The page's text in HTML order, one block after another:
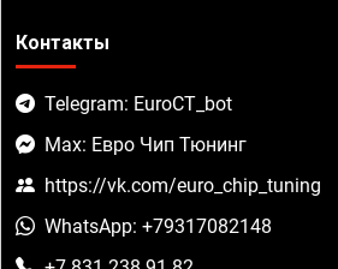
Контакты
Telegram: EuroCT_bot
Max: Евро Чип Тюнинг
https://vk.com/euro_chip_tuning
WhatsApp: +79317082148